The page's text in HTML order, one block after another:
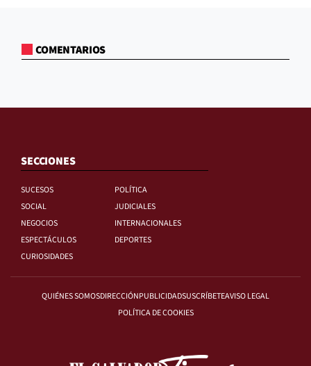
COMENTARIOS
SECCIONES
SUCESOS
POLÍTICA
SOCIAL
JUDICIALES
NEGOCIOS
INTERNACIONALES
ESPECTÁCULOS
DEPORTES
CURIOSIDADES
QUIÉNES SOMOSDIRECCIÓNPUBLICIDADSUSCRÍBETEAVISO LEGAL
POLÍTICA DE COOKIES